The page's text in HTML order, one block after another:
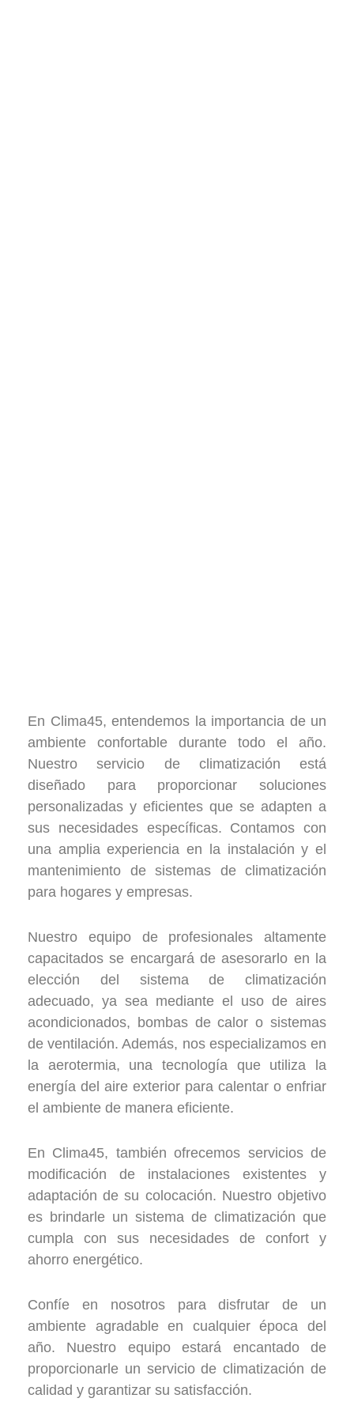
En Clima45, entendemos la importancia de un
ambiente confortable durante todo el año.
Nuestro servicio de climatización está
diseñado para proporcionar soluciones
personalizadas y eficientes que se adapten a
sus necesidades específicas. Contamos con
una amplia experiencia en la instalación y el
mantenimiento de sistemas de climatización
para hogares y empresas.
Nuestro equipo de profesionales altamente
capacitados se encargará de asesorarlo en la
elección del sistema de climatización
adecuado, ya sea mediante el uso de aires
acondicionados, bombas de calor o sistemas
de ventilación. Además, nos especializamos en
la aerotermia, una tecnología que utiliza la
energía del aire exterior para calentar o enfriar
el ambiente de manera eficiente.
En Clima45, también ofrecemos servicios de
modificación de instalaciones existentes y
adaptación de su colocación. Nuestro objetivo
es brindarle un sistema de climatización que
cumpla con sus necesidades de confort y
ahorro energético.
Confíe en nosotros para disfrutar de un
ambiente agradable en cualquier época del
año. Nuestro equipo estará encantado de
proporcionarle un servicio de climatización de
calidad y garantizar su satisfacción.